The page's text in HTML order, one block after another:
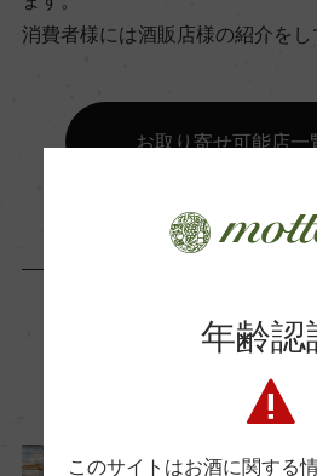
6.5％
飲み頃温度
6℃
ビオ情報・認証機関
ー
消費者様には酒販店様の紹介を
お取り寄せ可能店一
年齢認
このサイトはお酒に関する